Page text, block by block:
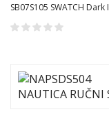
SB07S105 SWATCH Dark
unisex ručni sat